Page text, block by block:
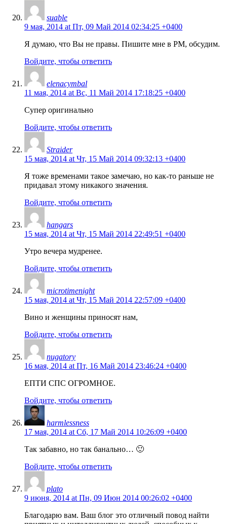
suable
9 мая, 2014 at Пт, 09 Май 2014 02:34:25 +0400
Я думаю, что Вы не правы. Пишите мне в PM, обсудим.
Войдите, чтобы ответить
elenacymbal
11 мая, 2014 at Вс, 11 Май 2014 17:18:25 +0400
Супер оригинально
Войдите, чтобы ответить
Straider
15 мая, 2014 at Чт, 15 Май 2014 09:32:13 +0400
Я тоже временами такое замечаю, но как-то раньше не
придавал этому никакого значения.
Войдите, чтобы ответить
hangars
15 мая, 2014 at Чт, 15 Май 2014 22:49:51 +0400
Утро вечера мудренее.
Войдите, чтобы ответить
microtimenight
15 мая, 2014 at Чт, 15 Май 2014 22:57:09 +0400
Вино и женщины приносят нам,
Войдите, чтобы ответить
nugatory
16 мая, 2014 at Пт, 16 Май 2014 23:46:24 +0400
ЕПТИ СПС ОГРОМНОЕ.
Войдите, чтобы ответить
harmlessness
17 мая, 2014 at Сб, 17 Май 2014 10:26:09 +0400
Так забавно, но так банально… 🙂
Войдите, чтобы ответить
plato
9 июня, 2014 at Пн, 09 Июн 2014 00:26:02 +0400
Благодарю вам. Ваш блог это отличный повод найти